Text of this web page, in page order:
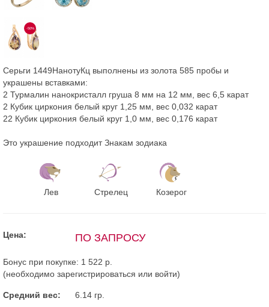
-50%
Серьги 1449НанотуКц выполнены из золота 585 пробы и
украшены вставками:
2 Турмалин нанокристалл груша 8 мм на 12 мм, вес 6,5 карат
2 Кубик циркония белый круг 1,25 мм, вес 0,032 карат
22 Кубик циркония белый круг 1,0 мм, вес 0,176 карат
Это украшение подходит Знакам зодиака
Лев Стрелец Козерог
Цена: ПО ЗАПРОСУ
Бонус при покупке: 1 522 р.
(необходимо зарегистрироваться или войти)
Средний вес: 6.14 гр.